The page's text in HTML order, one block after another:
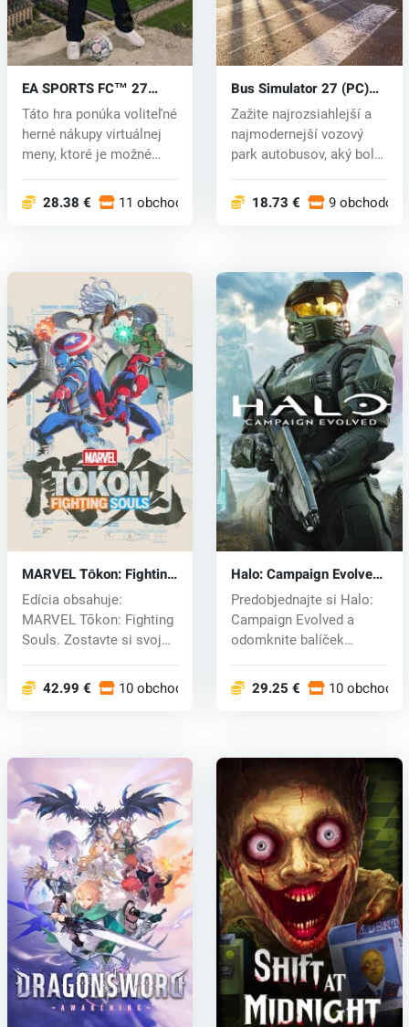
EA SPORTS FC™ 27
(PC) key
Táto hra ponúka voliteľné
herné nákupy virtuálnej
meny, ktoré je možné
28.38 € 11 obchodoch
Bus Simulator 27 (PC)
key
Zažite najrozsiahlejší a
najmodernejší vozový
park autobusov, aký bol
18.73 € 9 obchodoch
MARVEL Tōkon: Fighting
Souls (PC) key
Edícia obsahuje:
MARVEL Tōkon: Fighting
Souls. Zostavte si svoj
42.99 € 10 obchodoch
Halo: Campaign Evolved
(PC) key
Predobjednajte si Halo:
Campaign Evolved a
odomknite balíček
29.25 € 10